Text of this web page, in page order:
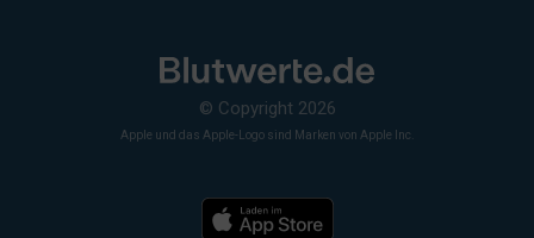
© Copyright 2026
Apple und das Apple-Logo sind Marken von Apple Inc.